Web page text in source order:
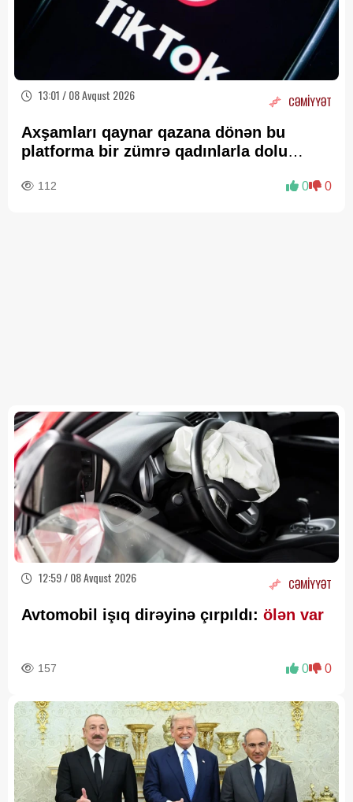
13:01 / 08 Avqust 2026 CƏMİYYƏT
Axşamları qaynar qazana dönən bu
platforma bir zümrə qadınlarla dolu
112 0 0
12:59 / 08 Avqust 2026 CƏMİYYƏT
Avtomobil işıq dirəyinə çırpıldı: ölən var
157 0 0